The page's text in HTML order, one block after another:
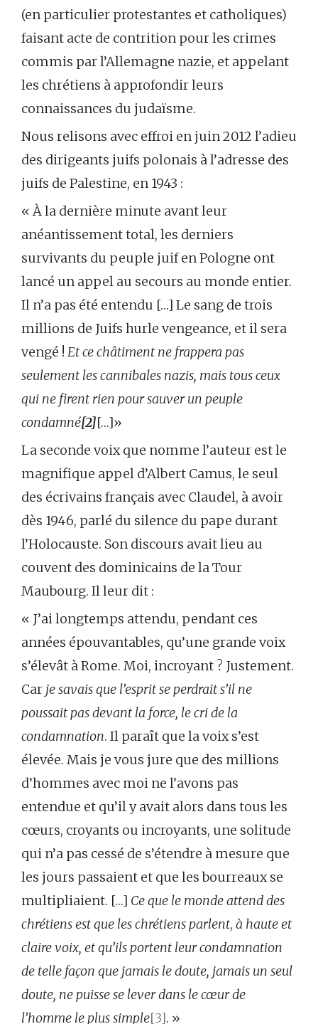
(en particulier protestantes et catholiques)
faisant acte de contrition pour les crimes
commis par l’Allemagne nazie, et appelant
les chrétiens à approfondir leurs
connaissances du judaïsme.
Nous relisons avec effroi en juin 2012 l’adieu
des dirigeants juifs polonais à l’adresse des
juifs de Palestine, en 1943 :
« À la dernière minute avant leur
anéantissement total, les derniers
survivants du peuple juif en Pologne ont
lancé un appel au secours au monde entier.
Il n’a pas été entendu […] Le sang de trois
millions de Juifs hurle vengeance, et il sera
vengé ! Et ce châtiment ne frappera pas
seulement les cannibales nazis, mais tous ceux
qui ne firent rien pour sauver un peuple
condamné[2][…]»
La seconde voix que nomme l’auteur est le
magnifique appel d’Albert Camus, le seul
des écrivains français avec Claudel, à avoir
dès 1946, parlé du silence du pape durant
l’Holocauste. Son discours avait lieu au
couvent des dominicains de la Tour
Maubourg. Il leur dit :
« J’ai longtemps attendu, pendant ces
années épouvantables, qu’une grande voix
s’élevât à Rome. Moi, incroyant ? Justement.
Car je savais que l’esprit se perdrait s’il ne
poussait pas devant la force, le cri de la
condamnation. Il paraît que la voix s’est
élevée. Mais je vous jure que des millions
d’hommes avec moi ne l’avons pas
entendue et qu’il y avait alors dans tous les
cœurs, croyants ou incroyants, une solitude
qui n’a pas cessé de s’étendre à mesure que
les jours passaient et que les bourreaux se
multipliaient. […] Ce que le monde attend des
chrétiens est que les chrétiens parlent, à haute et
claire voix, et qu’ils portent leur condamnation
de telle façon que jamais le doute, jamais un seul
doute, ne puisse se lever dans le cœur de
l’homme le plus simple[3]. »